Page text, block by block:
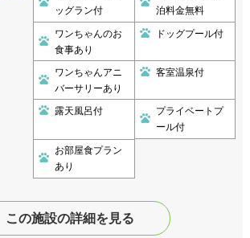
ッグラン付
泊料金無料
ワンちゃんのお
食事あり
ドッグプール付
ワンちゃんアニ
バーサリーあり
客室温泉付
露天風呂付
プライベートプ
ール付
お部屋食プラン
あり
この施設の詳細を見る